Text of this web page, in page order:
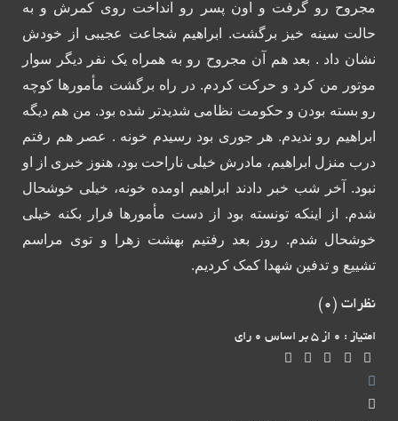
مجروح رو گرفت و اون پسر رو انداخت روی کمرش و به
حالت سینه خیز برگشت.
ابراهیم شجاعت عجیبی از خودش
نشان داد . بعد هم آن مجروح رو به همراه یک نفر دیگر سوار
موتور من کرد و حرکت کردم. در راه برگشت مأمورها کوچه
رو بسته بودن و حکومت نظامی شدیدتر شده بود. من هم دیگه
ابراهیم رو ندیدم. هر جوری بود رسيدم خونه . عصر هم رفتم
درب منزل ابراهیم، مادرش خیلی ناراحت بود، هنوز خبری از او
نبود. آخر شب خبر دادند ابراهیم اومده خونه، خیلی خوشحال
شدم. از اینکه تونسته بود از دست مأمورها فرار بکنه خیلی
خوشحال شدم. روز بعد رفتیم بهشت زهرا و توی مراسم
تشییع و تدفین شهدا کمک کردیم.
نظرات ( 0
)
امتیاز : 0 از 5 بر اساس 0 رای